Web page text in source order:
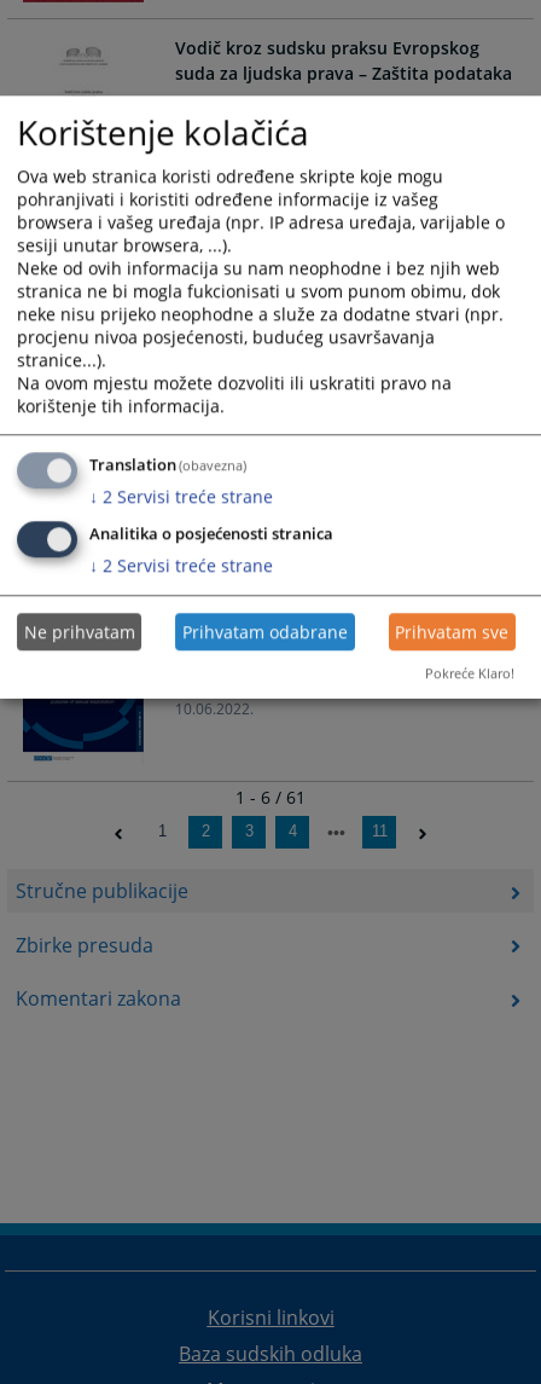
Stručne publikacije
Zbirke presuda
Komentari zakona
key
the
keyboard
shortcuts
for
changing
dates.
key
to
get
the
keyboard
shortcuts
for
changing
dates.
Vodič kroz sudsku praksu Evropskog
suda za ljudska prava – Zaštita podataka
Vodič kroz praksu Europske konvencije o
ljudskim pravima - Socijalna prava
07.10.2024.
Praćenje tokova novca - Sažeti prikaz
publikacija i detaljni vodič za finansijske
istrage u vezi sa trgovinom ljudima
10.06.2022.
Smanjenje potražnje koja potiče trgovinu
ljudima u svrhu seksualnog
10.06.2022.
1 - 6 / 61
1 2 3 4 11
Korisni linkovi
Baza sudskih odluka
Korištenje kolačića
Ova web stranica koristi određene skripte koje mogu
pohranjivati i koristiti određene informacije iz vašeg
browsera i vašeg uređaja (npr. IP adresa uređaja, varijable o
sesiji unutar browsera, ...).
Neke od ovih informacija su nam neophodne i bez njih web
stranica ne bi mogla fukcionisati u svom punom obimu, dok
neke nisu prijeko neophodne a služe za dodatne stvari (npr.
procjenu nivoa posjećenosti, budućeg usavršavanja
stranice...).
Na ovom mjestu možete dozvoliti ili uskratiti pravo na
korištenje tih informacija.
Translation(obavezna)
↓ 2 Servisi treće strane
Analitika o posjećenosti stranica
↓ 2 Servisi treće strane
Ne prihvatam Prihvatam odabrane Prihvatam sve
Pokreće Klaro!